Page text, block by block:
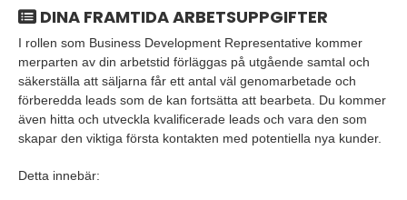
DINA FRAMTIDA ARBETSUPPGIFTER
I rollen som Business Development Representative kommer
merparten av din arbetstid förläggas på utgående samtal och
säkerställa att säljarna får ett antal väl genomarbetade och
förberedda leads som de kan fortsätta att bearbeta. Du kommer
även hitta och utveckla kvalificerade leads och vara den som
skapar den viktiga första kontakten med potentiella nya kunder.
Detta innebär: